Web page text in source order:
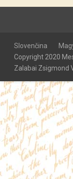
Slovenčina
Copyright 2020
Zalabai Zsigmond